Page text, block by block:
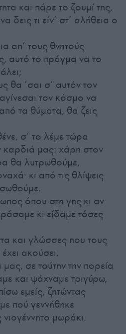
και πάρε το ζουμί της,
δεις τι είν’ στ’ αλήθεια ο
απ’ τους θνητούς
αυτό το πράγμα να το
θα ’σαι σ’ αυτόν τον
τον κόσμο να
τα θύματα, θα ζεις
σ’ το λέμε τώρα
μας: χάρη στον
θα λυτρωθούμε,
κι από τις θλίψεις
όπου στη γης κι αν
κι είδαμε τόσες
και γλώσσες που τους
ακούσει.
σε τούτην την πορεία
και ψάχναμε τριγύρω,
εμείς, ζητώντας
πού γεννήθηκε
μωράκι.